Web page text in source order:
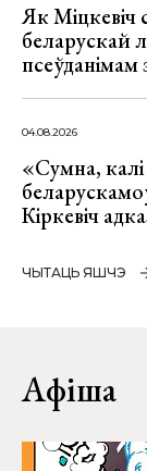
Як Міцкевіч
беларускай
псеўданімам
04.08.2026
«Сумна,
Кіркевіч
ЧЫТАЦЬ ЯШЧЭ
Афіша